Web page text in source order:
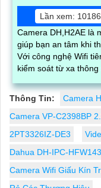
Lần xem: 10186
Camera DH,H2AE là
giúp bạn an tâm khi
Với công nghệ Wifi
kiểm soát từ xa
Thông Tin:
Camera
Camera VP-C2398BP
2PT3326IZ-DE3
Dahua DH-IPC-
Camera Wifi Giấu Kín